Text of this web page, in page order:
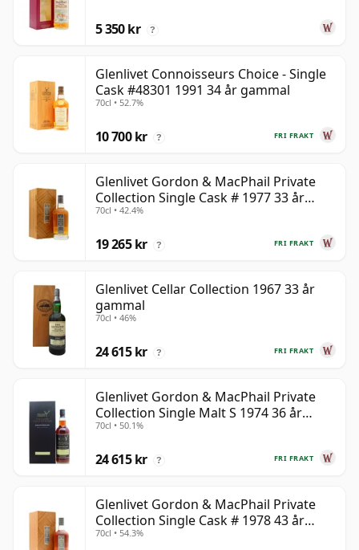
5 350 kr ?
Glenlivet Connoisseurs Choice - Single
Cask #48301 1991 34 år gammal
70cl • 52.7%
FRI FRAKT
10 700 kr ?
Glenlivet Gordon & MacPhail Private
Collection Single Cask # 1977 33 år
gammal
70cl • 42.4%
FRI FRAKT
19 265 kr ?
Glenlivet Cellar Collection 1967 33 år
gammal
70cl • 46%
FRI FRAKT
24 615 kr ?
Glenlivet Gordon & MacPhail Private
Collection Single Malt S 1974 36 år
gammal
70cl • 50.1%
FRI FRAKT
24 615 kr ?
Glenlivet Gordon & MacPhail Private
Collection Single Cask # 1978 43 år
gammal
70cl • 54.3%